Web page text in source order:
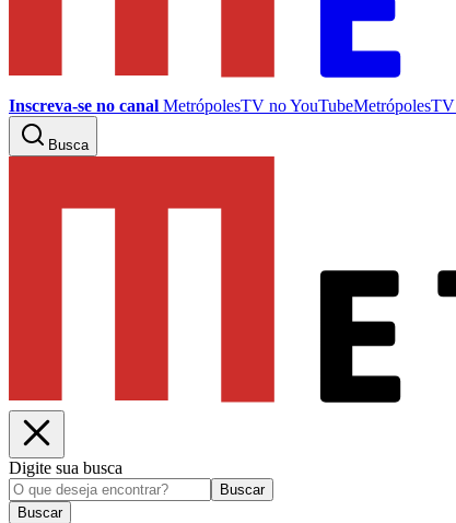
Inscreva-se no canal MetrópolesTV noYouTubeMetrópolesTV
Busca
Digite sua busca
Buscar
Buscar